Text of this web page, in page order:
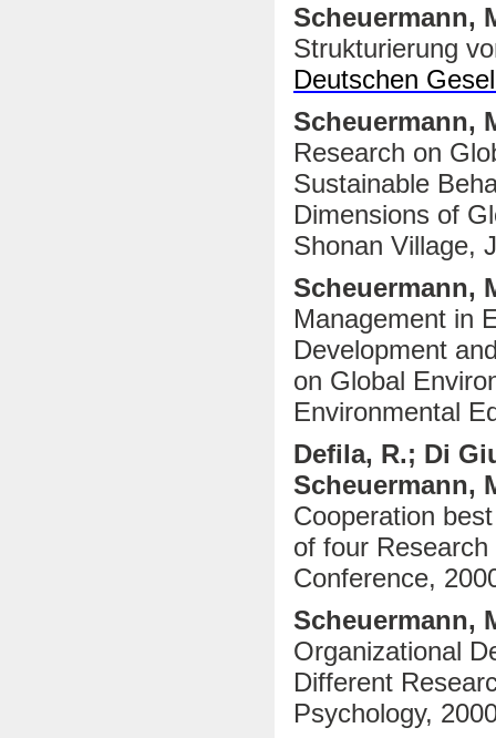
Scheuermann,
Strukturierung
Deutschen
Scheuermann,
Research on
Sustainable
Dimensions of
Shonan Village,
Scheuermann,
Management in
Development
on Global
Environmental
Defila, R.; Di
Scheuermann,
Cooperation
of four
Conference,
Scheuermann,
Organizational
Different
Psychology,